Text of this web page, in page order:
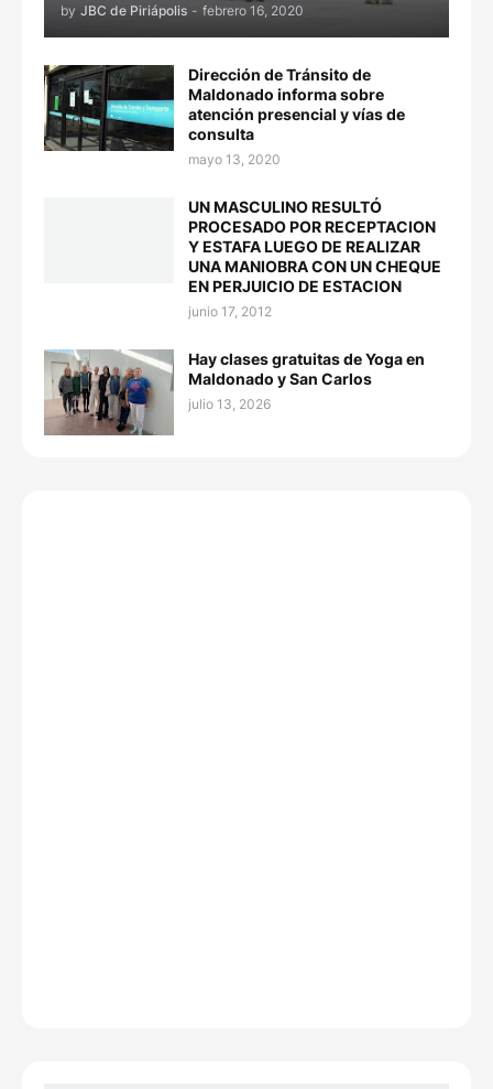
by JBC de Piriápolis - febrero 16, 2020
Dirección de Tránsito de
Maldonado informa sobre
atención presencial y vías de
consulta
mayo 13, 2020
UN MASCULINO RESULTÓ
PROCESADO POR RECEPTACION
Y ESTAFA LUEGO DE REALIZAR
UNA MANIOBRA CON UN CHEQUE
EN PERJUICIO DE ESTACION
junio 17, 2012
Hay clases gratuitas de Yoga en
Maldonado y San Carlos
julio 13, 2026